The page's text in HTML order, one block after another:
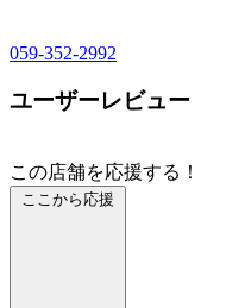
059-352-2992
ユーザーレビュー
この店舗を応援する！
ここから応援